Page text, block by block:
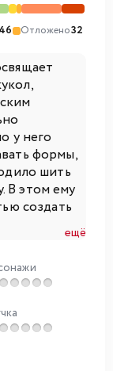
46 Отложено32
у него
формы,
шить
В этом ему
создать
ещё